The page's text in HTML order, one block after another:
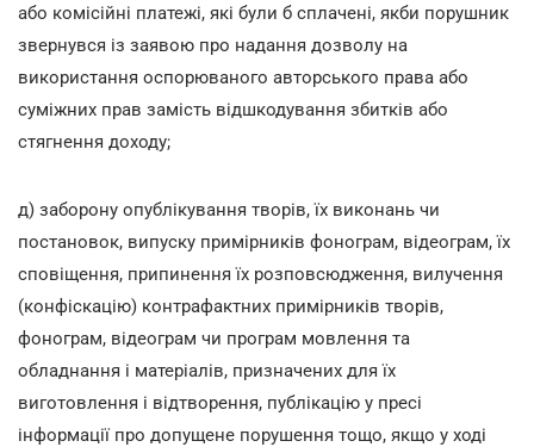
або комісійні платежі, які були б сплачені, якби порушник
звернувся із заявою про надання дозволу на
використання оспорюваного авторського права або
суміжних прав замість відшкодування збитків або
стягнення доходу;
д) заборону опублікування творів, їх виконань чи
постановок, випуску примірників фонограм, відеограм, їх
сповіщення, припинення їх розповсюдження, вилучення
(конфіскацію) контрафактних примірників творів,
фонограм, відеограм чи програм мовлення та
обладнання і матеріалів, призначених для їх
виготовлення і відтворення, публікацію у пресі
інформації про допущене порушення тощо, якщо у ході